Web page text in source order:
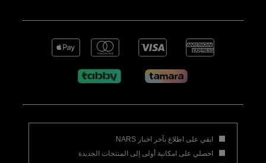
ابقي على اطلاع بآخر اخبار NARS
احصلي على امكانية أولى إلى المنتجات الجديدة